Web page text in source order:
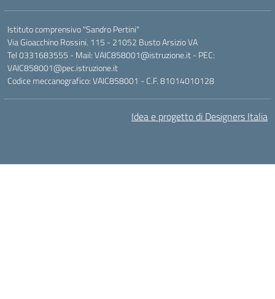
Istituto comprensivo "Sandro Pertini"
Via Gioacchino Rossini. 115 - 21052 Busto Arsizio VA
Tel 0331683555 - Mail: VAIC858001@istruzione.it - PEC:
VAIC858001@pec.istruzione.it
Codice meccanografico: VAIC858001 - C.F. 81014010128
Idea e progetto di Designers Italia